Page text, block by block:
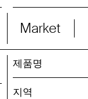
Market